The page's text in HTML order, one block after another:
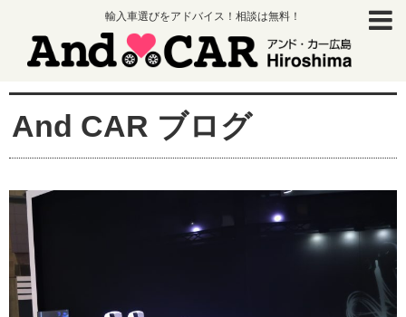
輸入車選びをアドバイス！相談は無料！
And CAR ブログ